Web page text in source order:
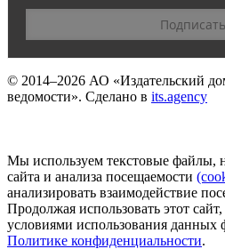
© 2014–2026 АО «Издательский
ведомости». Сделано в its.agency
Мы используем текстовые файлы,
сайта и анализа посещаемости
анализировать взаимодействие
Продолжая использовать этот
условиями использования
Политике конфиденциальности.